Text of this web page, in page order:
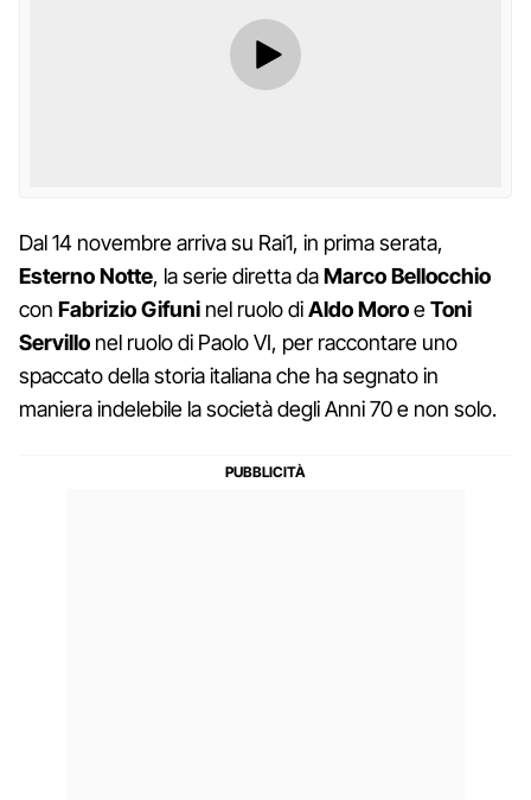
Dal 14 novembre arriva su Rai1, in prima serata,
Esterno Notte, la serie diretta daMarco Bellocchio
con Fabrizio Gifuni nel ruolo diAldo MoroeToni
Servillo nel ruolo di Paolo VI, per raccontare uno
spaccato della storia italiana che ha segnato in
maniera indelebile la società degli Anni 70 e non solo.